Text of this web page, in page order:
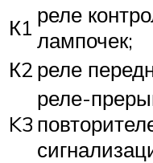
К1 реле
лампочек;
К2 реле
K3
реле-